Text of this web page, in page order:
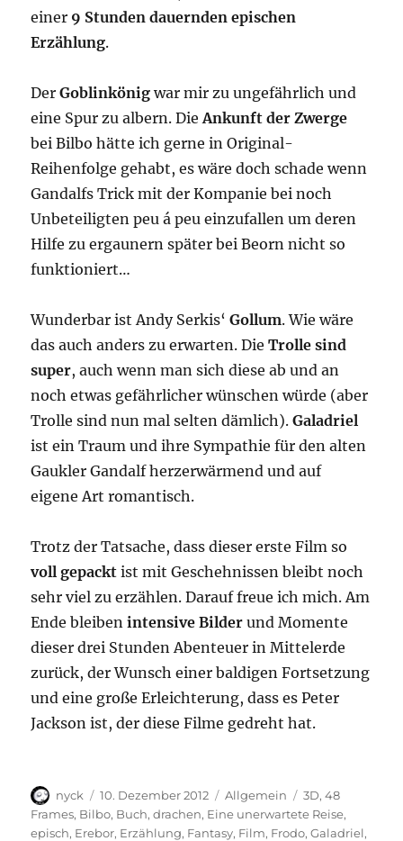
einer 9 Stunden dauernden epischen
Erzählung.
DerGoblinkönig war mir zu ungefährlich und
eine Spur zu albern. DieAnkunft der Zwerge
bei Bilbo hätte ich gerne in Original-
Reihenfolge gehabt, es wäre doch schade wenn
Gandalfs Trick mit der Kompanie bei noch
Unbeteiligten peu á peu einzufallen um deren
Hilfe zu ergaunern später bei Beorn nicht so
funktioniert…
Wunderbar ist Andy Serkis‘Gollum. Wie wäre
das auch anders zu erwarten. DieTrolle sind
super, auch wenn man sich diese ab und an
noch etwas gefährlicher wünschen würde (aber
Trolle sind nun mal selten dämlich).Galadriel
ist ein Traum und ihre Sympathie für den alten
Gaukler Gandalf herzerwärmend und auf
eigene Art romantisch.
Trotz der Tatsache, dass dieser erste Film so
voll gepackt ist mit Geschehnissen bleibt noch
sehr viel zu erzählen. Darauf freue ich mich. Am
Ende bleibenintensive Bilder und Momente
dieser drei Stunden Abenteuer in Mittelerde
zurück, der Wunsch einer baldigen Fortsetzung
und eine große Erleichterung, dass es Peter
Jackson ist, der diese Filme gedreht hat.
Autor
nyck
Veröffentlicht
am
10. Dezember 2012 Kategorien
Allgemein Schlagwörter
3D,48
Frames, Bilbo, Buch,drachen, Eine unerwartete Reise,
episch, Erebor, Erzählung, Fantasy, Film, Frodo,Galadriel,